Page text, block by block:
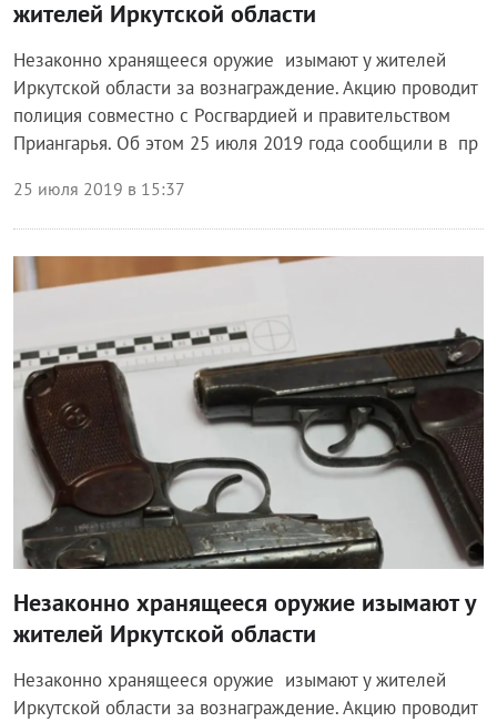
жителей Иркутской области
Незаконно хранящееся оружие изымают у жителей
Иркутской области за вознаграждение. Акцию проводит
полиция совместно с Росгвардией и правительством
Приангарья. Об этом 25 июля 2019 года сообщили в пр
25 июля 2019 в 15:37
Общество
Незаконно хранящееся оружие изымают у
жителей Иркутской области
Незаконно хранящееся оружие изымают у жителей
Иркутской области за вознаграждение. Акцию проводит